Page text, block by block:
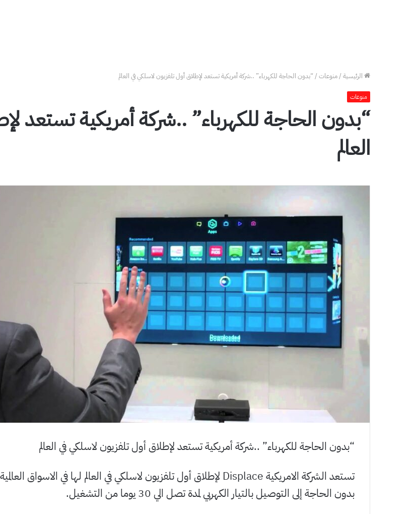
الرئيسية/منوعات/ “بدون الحاجة للكهرباء” ..شركة أمريكية تستعد لإطلاق أول تلفزيون لاسلكي في العالم
منوعات
“بدون الحاجة للكهرباء” ..شركة أمريكية تستعد
العالم
“بدون الحاجة للكهرباء” ..شركة أمريكية تستعد لإطلاق أول تلفزيون لاسلكي في العالم
تستعد الشركة الامريكية Displace لإطلاق أول تلفزيون لاسلكي في العالم لها في الاسواق العالمية
بدون الحاجة إلى التوصيل بالتيار الكهربي لمدة تصل الي 30 يوما من التشغيل.